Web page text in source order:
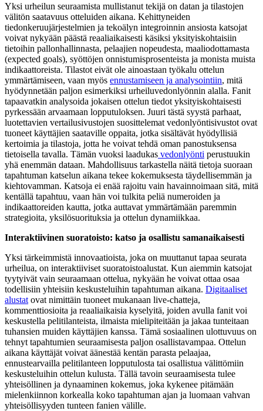
Yksi urheilun seuraamista mullistanut tekijä on datan ja tilastojen
välitön saatavuus otteluiden aikana. Kehittyneiden
tiedonkeruujärjestelmien ja tekoälyn integroinnin ansiosta katsojat
voivat nykyään päästä reaaliaikaisesti käsiksi yksityiskohtaisiin
tietoihin pallonhallinnasta, pelaajien nopeudesta, maaliodottamasta
(expected goals), syöttöjen onnistumisprosenteista ja monista muista
indikaattoreista. Tilastot eivät ole ainoastaan työkalu ottelun
ymmärtämiseen, vaan myös ennustamiseen ja analysointiin, mitä
hyödynnetään paljon esimerkiksi urheiluvedonlyönnin alalla. Fanit
tapaavatkin analysoida jokaisen ottelun tiedot yksityiskohtaisesti
pyrkessään arvaamaan lopputuloksen. Juuri tästä syystä parhaat,
luotettavien vertailusivustojen suosittelemat vedonlyöntisivustot ovat
tuoneet käyttäjien saataville oppaita, jotka sisältävät hyödyllisiä
kertoimia ja tilastoja, jotta he voivat tehdä oman panostuksensa
tietoisella tavalla. Tämän vuoksi laadukas vedonlyönti perustuukin
yhä enemmän dataan. Mahdollisuus tarkastella näitä tietoja suoraan
tapahtuman katselun aikana tekee kokemuksesta täydellisemmän ja
kiehtovamman. Katsoja ei enää rajoitu vain havainnoimaan sitä, mitä
kentällä tapahtuu, vaan hän voi tulkita peliä numeroiden ja
indikaattoreiden kautta, jotka auttavat ymmärtämään paremmin
strategioita, yksilösuorituksia ja ottelun dynamiikkaa.
Interaktiivinen suoratoisto: katso ja osallistu samanaikaisesti
Yksi tärkeimmistä innovaatioista, joka on muuttanut tapaa seurata
urheilua, on interaktiiviset suoratoistoalustat. Kun aiemmin katsojat
tyytyivät vain seuraamaan ottelua, nykyään he voivat ottaa osaa
todellisiin yhteisiin keskusteluihin tapahtuman aikana. Digitaaliset
alustat ovat nimittäin tuoneet mukanaan live-chatteja,
kommenttiosioita ja reaaliaikaisia kyselyitä, joiden avulla fanit voi
keskustella pelitilanteista, ilmaista mielipiteitään ja jakaa tunteitaan
tuhansien muiden käyttäjien kanssa. Tämä sosiaalinen ulottuvuus on
tehnyt tapahtumien seuraamisesta paljon osallistavampaa. Ottelun
aikana käyttäjät voivat äänestää kentän parasta pelaajaa,
ennustearvailla pelitilanteen lopputulosta tai osallistua välittömiin
keskusteluihin ottelun kulusta. Tällä tavoin seuraamisesta tulee
yhteisöllinen ja dynaaminen kokemus, joka kykenee pitämään
mielenkiinnon korkealla koko tapahtuman ajan ja luomaan vahvan
yhteisöllisyyden tunteen fanien välille.